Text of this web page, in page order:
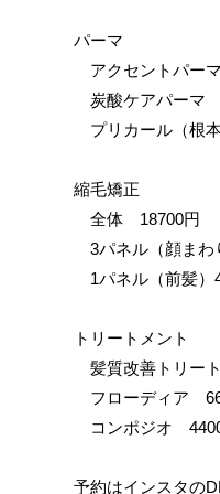
パーマ
アクセントパー
炭酸ケアパーマ
プリカール（根
縮毛矯正
全体 18700円
3パネル（顔まわ
1パネル（前髪）
トリートメント
髪質改善トリー
フローディア
コンポジオ
予約はインスタの